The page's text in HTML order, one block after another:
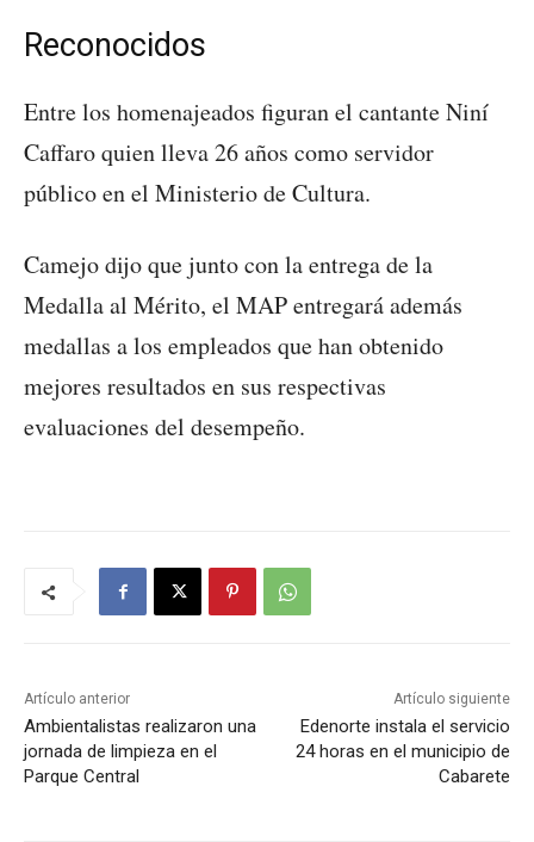
Reconocidos
Entre los homenajeados figuran el cantante Niní
Caffaro quien lleva 26 años como servidor
público en el Ministerio de Cultura.
Camejo dijo que junto con la entrega de la
Medalla al Mérito, el MAP entregará además
medallas a los empleados que han obtenido
mejores resultados en sus respectivas
evaluaciones del desempeño.
Artículo anterior
Ambientalistas realizaron una
jornada de limpieza en el
Parque Central
Artículo siguiente
Edenorte instala el servicio
24 horas en el municipio de
Cabarete